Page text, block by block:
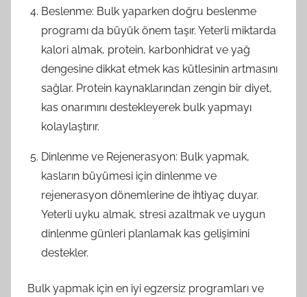
Beslenme: Bulk yaparken doğru beslenme
programı da büyük önem taşır. Yeterli miktarda
kalori almak, protein, karbonhidrat ve yağ
dengesine dikkat etmek kas kütlesinin artmasını
sağlar. Protein kaynaklarından zengin bir diyet,
kas onarımını destekleyerek bulk yapmayı
kolaylaştırır.
Dinlenme ve Rejenerasyon: Bulk yapmak,
kasların büyümesi için dinlenme ve
rejenerasyon dönemlerine de ihtiyaç duyar.
Yeterli uyku almak, stresi azaltmak ve uygun
dinlenme günleri planlamak kas gelişimini
destekler.
Bulk yapmak için en iyi egzersiz programları ve